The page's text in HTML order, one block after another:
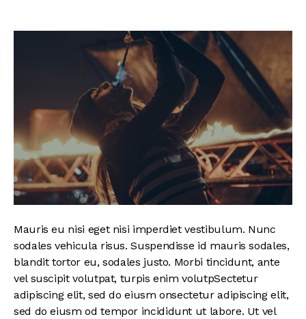
Mauris eu nisi eget nisi imperdiet vestibulum. Nunc
sodales vehicula risus. Suspendisse id mauris sodales,
blandit tortor eu, sodales justo. Morbi tincidunt, ante
vel suscipit volutpat, turpis enim volutpSectetur
adipiscing elit, sed do eiusm onsectetur adipiscing elit,
sed do eiusm od tempor incididunt ut labore. Ut vel